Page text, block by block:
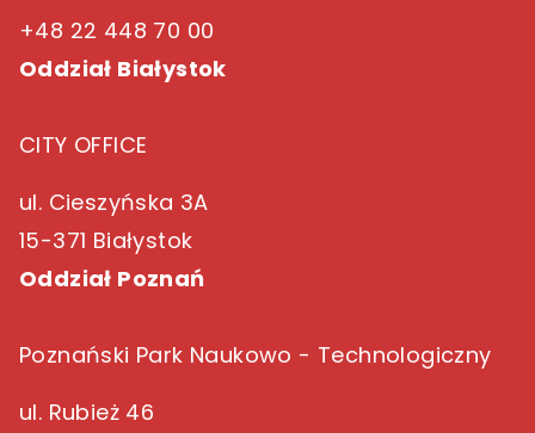
+48 22 448 70 00
Oddział Białystok
CITY OFFICE
ul. Cieszyńska 3A
15-371 Białystok
Oddział Poznań
Poznański Park Naukowo - Technologiczny
ul. Rubież 46